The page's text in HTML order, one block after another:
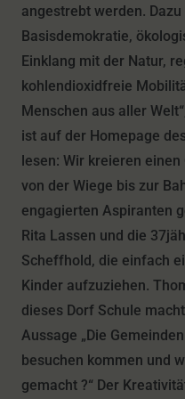
angestrebt werden.
Basisdemokratie,
Einklang mit der Natur,
kohlendioxidfreie
Menschen aus aller
ist auf der Homepage
lesen: Wir kreieren
von der Wiege bis zur
engagierten Aspiranten
Rita Lassen und die
Scheffhold, die einfach
Kinder aufzuziehen.
dieses Dorf Schule
Aussage „Die
besuchen kommen und
gemacht ?“ Der